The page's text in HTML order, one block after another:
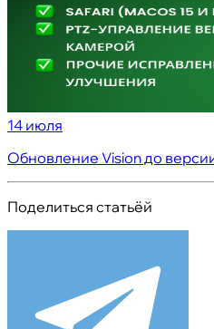
14 июля
Обновление Vision до версии
Поделиться статьёй